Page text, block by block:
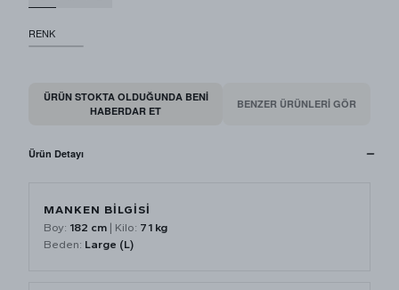
RENK
ÜRÜN STOKTA OLDUĞUNDA BENI
HABERDAR ET
BENZER ÜRÜNLERİ GÖR
Ürün Detayı
MANKEN BİLGİSİ
Boy: 182 cm | Kilo: 71 kg
Beden: Large (L)